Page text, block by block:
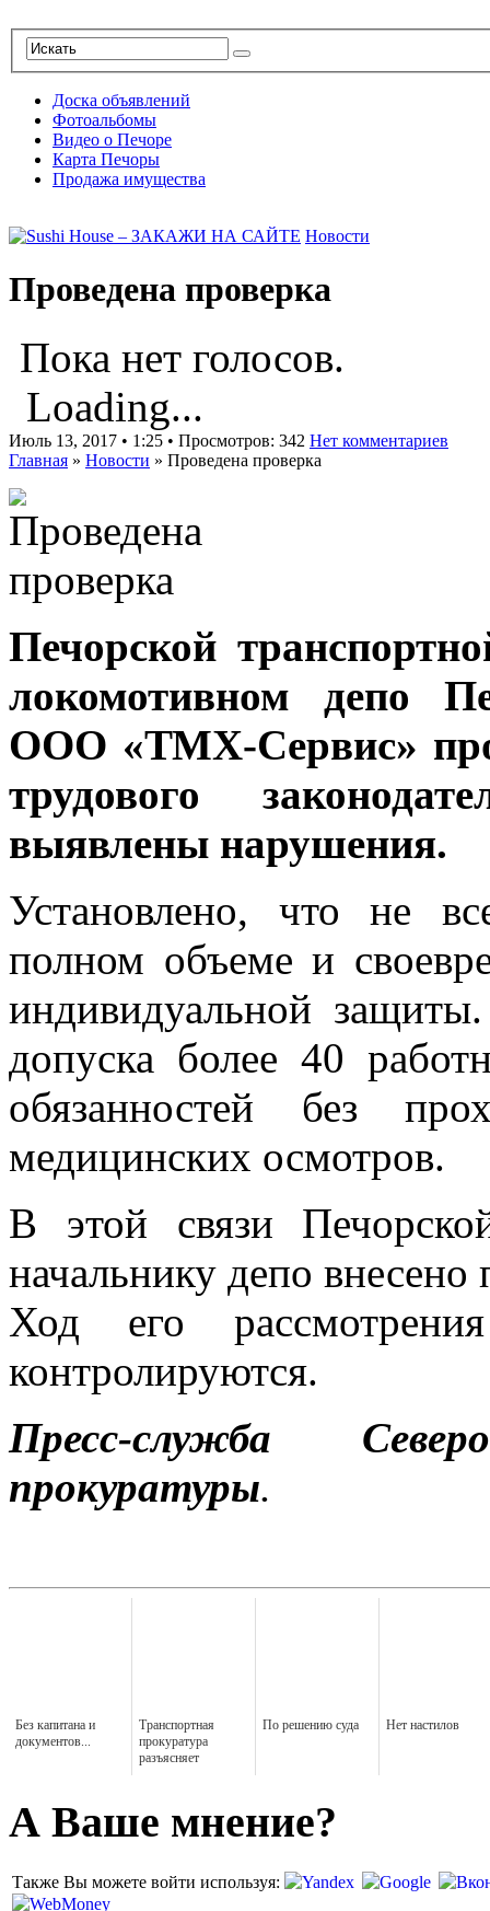
Доска объявлений
Фотоальбомы
Видео о Печоре
Карта Печоры
Продажа имущества
Новости
Проведена проверка
Пока нет голосов.
Loading...
Июль 13, 2017 • 1:25 • Просмотров: 342 Нет комментариев
Главная » Новости » Проведена проверка
Печорской
локомотивном депо
ООО «ТМХ-Сервис»
трудового
выявлены нарушения.
Установлено, что не
полном объеме и
индивидуальной
допуска более 40
обязанностей без
медицинских осмотров.
В этой связи
начальнику депо внесено
Ход его
контролируются.
Пресс-служба
прокуратуры.
Без капитана и
документов...
Транспортная
прокуратура
разъясняет
По решению суда Нет настилов
А Ваше мнение?
Также Вы можете войти используя: